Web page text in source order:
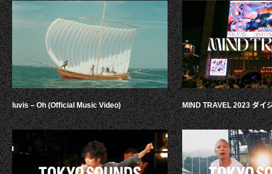
luvis – Oh (Official Music Video) MIND TRAVEL 2023 ダイ